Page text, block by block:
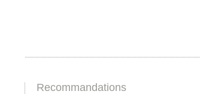
Recommandations